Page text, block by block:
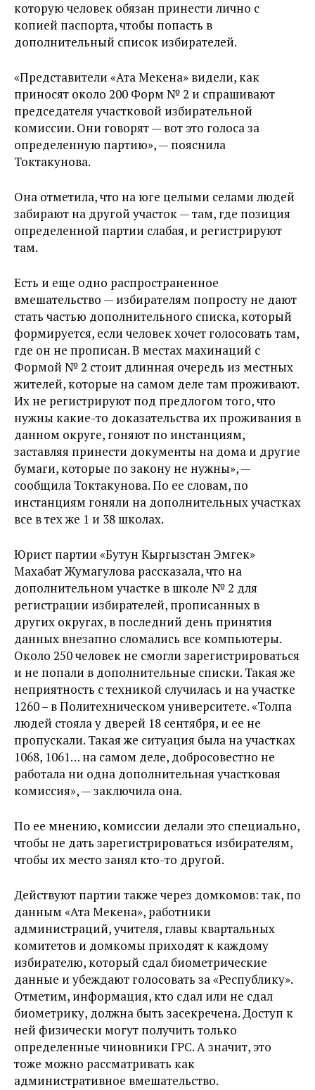
которую человек обязан принести лично с
копией паспорта, чтобы попасть в
дополнительный список избирателей.
«Представители «Ата Мекена» видели, как
приносят около 200 Форм № 2 и спрашивают
председателя участковой избирательной
комиссии. Они говорят — вот это голоса за
определенную партию», — пояснила
Токтакунова.
Она отметила, что на юге целыми селами людей
забирают на другой участок — там, где позиция
определенной партии слабая, и регистрируют
там.
Есть и еще одно распространенное
вмешательство — избирателям попросту не дают
стать частью дополнительного списка, который
формируется, если человек хочет голосовать там,
где он не прописан. В местах махинаций с
Формой № 2 стоит длинная очередь из местных
жителей, которые на самом деле там проживают.
Их не регистрируют под предлогом того, что
нужны какие-то доказательства их проживания в
данном округе, гоняют по инстанциям,
заставляя принести документы на дома и другие
бумаги, которые по закону не нужны», —
сообщила Токтакунова. По ее словам, по
инстанциям гоняли на дополнительных участках
все в тех же 1 и 38 школах.
Юрист партии «Бутун Кыргызстан Эмгек»
Махабат Жумагулова рассказала, что на
дополнительном участке в школе № 2 для
регистрации избирателей, прописанных в
других округах, в последний день принятия
данных внезапно сломались все компьютеры.
Около 250 человек не смогли зарегистрироваться
и не попали в дополнительные списки. Такая же
неприятность с техникой случилась и на участке
1260 – в Политехническом университете. «Толпа
людей стояла у дверей 18 сентября, и ее не
пропускали. Такая же ситуация была на участках
1068, 1061… на самом деле, добросовестно не
работала ни одна дополнительная участковая
комиссия», — заключила она.
По ее мнению, комиссии делали это специально,
чтобы не дать зарегистрироваться избирателям,
чтобы их место занял кто-то другой.
Действуют партии также через домкомов: так, по
данным «Ата Мекена», работники
администраций, учителя, главы квартальных
комитетов и домкомы приходят к каждому
избирателю, который сдал биометрические
данные и убеждают голосовать за «Республику».
Отметим, информация, кто сдал или не сдал
биометрику, должна быть засекречена. Доступ к
ней физически могут получить только
определенные чиновники ГРС. А значит, это
тоже можно рассматривать как
административное вмешательство.